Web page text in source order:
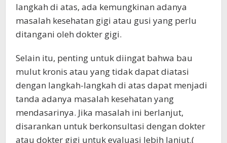
langkah di atas, ada kemungkinan adanya
masalah kesehatan gigi atau gusi yang perlu
ditangani oleh dokter gigi.
Selain itu, penting untuk diingat bahwa bau
mulut kronis atau yang tidak dapat diatasi
dengan langkah-langkah di atas dapat menjadi
tanda adanya masalah kesehatan yang
mendasarinya. Jika masalah ini berlanjut,
disarankan untuk berkonsultasi dengan dokter
atau dokter gigi untuk evaluasi lebih lanjut.(